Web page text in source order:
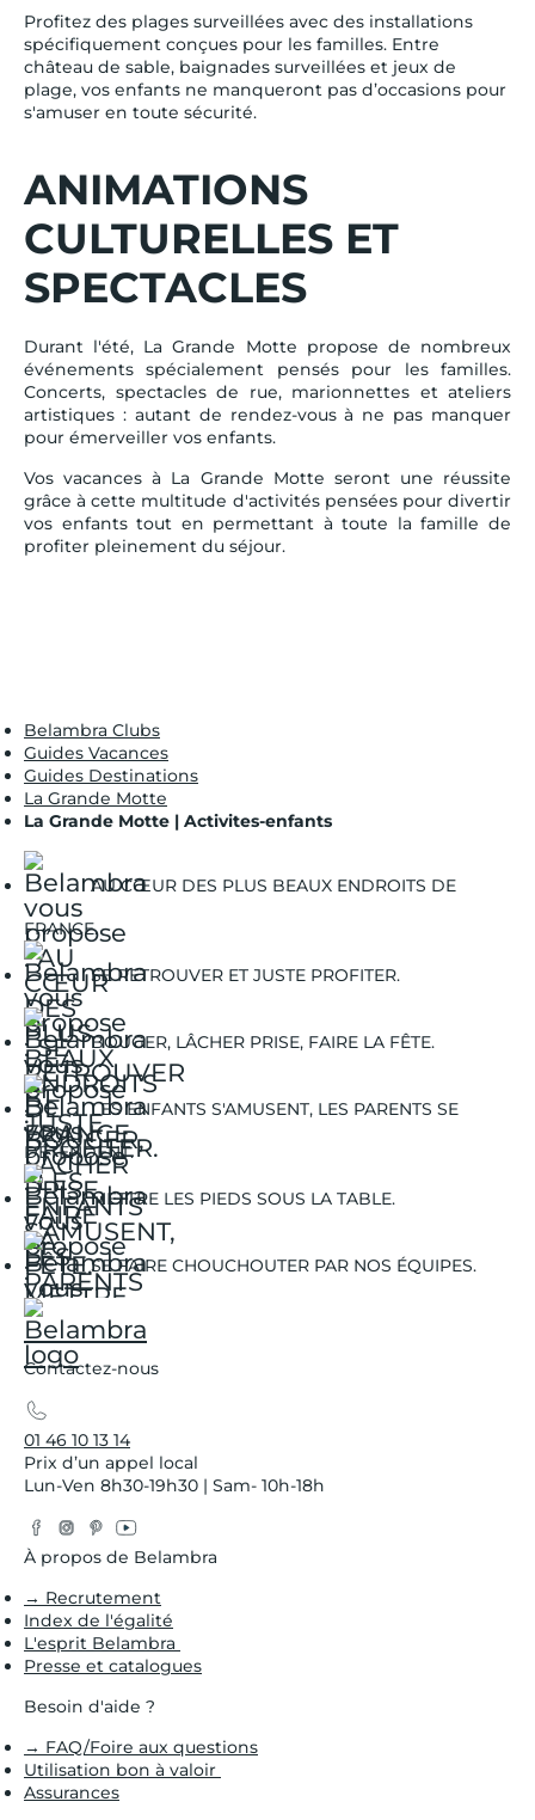
Profitez des plages surveillées avec des installations
spécifiquement conçues pour les familles. Entre
château de sable, baignades surveillées et jeux de
plage, vos enfants ne manqueront pas d’occasions pour
s'amuser en toute sécurité.
ANIMATIONS
CULTURELLES ET
SPECTACLES
Durant l'été, La Grande Motte propose de nombreux
événements spécialement pensés pour les familles.
Concerts, spectacles de rue, marionnettes et ateliers
artistiques : autant de rendez-vous à ne pas manquer
pour émerveiller vos enfants.
Vos vacances à La Grande Motte seront une réussite
grâce à cette multitude d'activités pensées pour divertir
vos enfants tout en permettant à toute la famille de
profiter pleinement du séjour.
Belambra Clubs
Guides Vacances
Guides Destinations
La Grande Motte
La Grande Motte | Activites-enfants
AU CŒUR DES PLUS BEAUX ENDROITS DE
FRANCE.
SE RETROUVER ET JUSTE PROFITER.
BOUGER, LÂCHER PRISE, FAIRE LA FÊTE.
LES ENFANTS S'AMUSENT, LES PARENTS SE
DÉTENDENT.
METTRE LES PIEDS SOUS LA TABLE.
SE FAIRE CHOUCHOUTER PAR NOS ÉQUIPES.
Contactez-nous
01 46 10 13 14
Prix d’un appel local
Lun-Ven 8h30-19h30 | Sam- 10h-18h
Facebook
Instagram
Pinterest
YouTube
À propos de Belambra
→ Recrutement
Index de l'égalité
L'esprit Belambra
Presse et catalogues
Besoin d'aide ?
→ FAQ/Foire aux questions
Utilisation bon à valoir
Assurances